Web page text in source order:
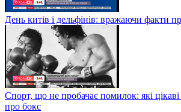
День китів і дельфінів: вражаючи факти
Спорт, що не пробачає помилок: які
про бокс